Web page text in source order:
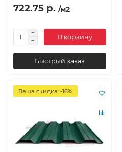
722.75 р. /м2
В корзину
Быстрый заказ
Ваша скидка: -16%